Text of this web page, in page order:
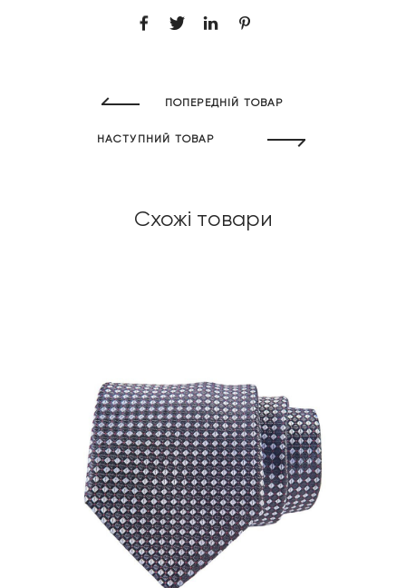
ПОПЕРЕДНІЙ ТОВАР
НАСТУПНИЙ ТОВАР
Схожі товари